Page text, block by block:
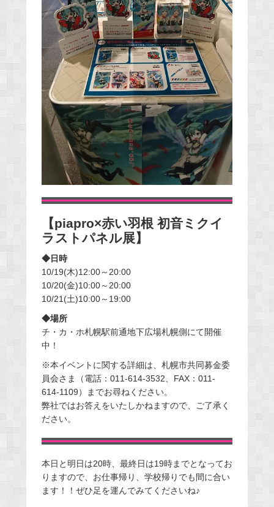
【piapro×赤い羽根 初音ミクイ
ラストパネル展】
◆日時
10/19(木)12:00～20:00
10/20(金)10:00～20:00
10/21(土)10:00～19:00
◆場所
チ・カ・ホ札幌駅前通地下広場札幌側にて開催
中！
※本イベントに関する詳細は、札幌市共同募金委
員会さま（電話：011-614-3532、FAX：011-
614-1109）までお尋ねください。
弊社ではお答えをいたしかねますので、ご了承く
ださい。
本日と明日は20時、最終日は19時までとなってお
りますので、お仕事帰り、学校帰りでも間に合い
ます！！ぜひ足を運んでみてくださいね♪